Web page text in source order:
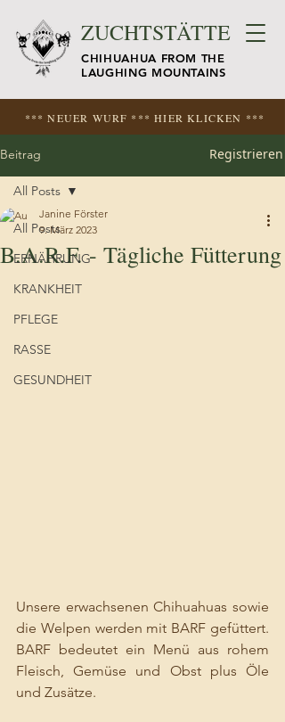
*** NEUER WURF *** HIER KLICKEN ***
ZUCHTSTÄTTE
CHIHUAHUA FROM THE
LAUGHING MOUNTAINS
Beitrag Registrieren
All Posts
ERNÄHRUNG
KRANKHEIT
PFLEGE
RASSE
GESUNDHEIT
All Posts
B.A.R.F. - Tägliche Fütterung
Janine Förster
9. März 2023
Unsere erwachsenen Chihuahuas sowie
die Welpen werden mit BARF gefüttert.
BARF bedeutet ein Menü aus rohem
Fleisch, Gemüse und Obst plus Öle
und Zusätze.